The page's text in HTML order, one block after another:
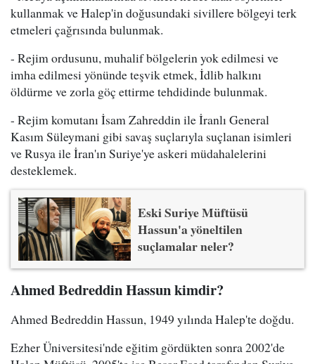
kullanmak ve Halep'in doğusundaki sivillere bölgeyi terk
etmeleri çağrısında bulunmak.
- Rejim ordusunu, muhalif bölgelerin yok edilmesi ve
imha edilmesi yönünde teşvik etmek, İdlib halkını
öldürme ve zorla göç ettirme tehdidinde bulunmak.
- Rejim komutanı İsam Zahreddin ile İranlı General
Kasım Süleymani gibi savaş suçlarıyla suçlanan isimleri
ve Rusya ile İran'ın Suriye'ye askeri müdahalelerini
desteklemek.
Eski Suriye Müftüsü
Hassun'a yöneltilen
suçlamalar neler?
Ahmed Bedreddin Hassun kimdir?
Ahmed Bedreddin Hassun, 1949 yılında Halep'te doğdu.
Ezher Üniversitesi'nde eğitim gördükten sonra 2002'de